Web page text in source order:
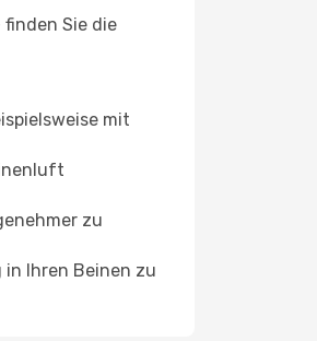
Sie die
mit
zu
Ihren Beinen zu